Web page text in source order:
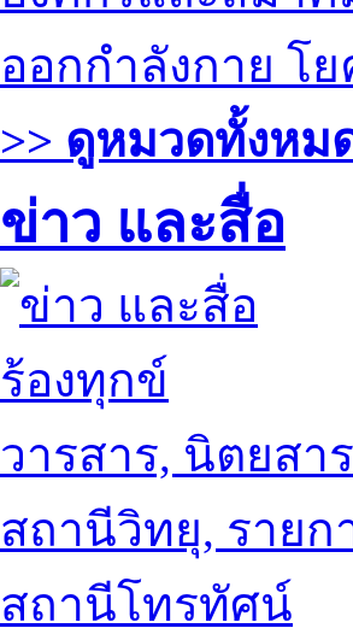
ออกกำลังกาย โย
>> ดูหมวดทั้งหม
ข่าว และสื่อ
ร้องทุกข์
วารสาร, นิตยสาร
สถานีวิทยุ, รายก
สถานีโทรทัศน์